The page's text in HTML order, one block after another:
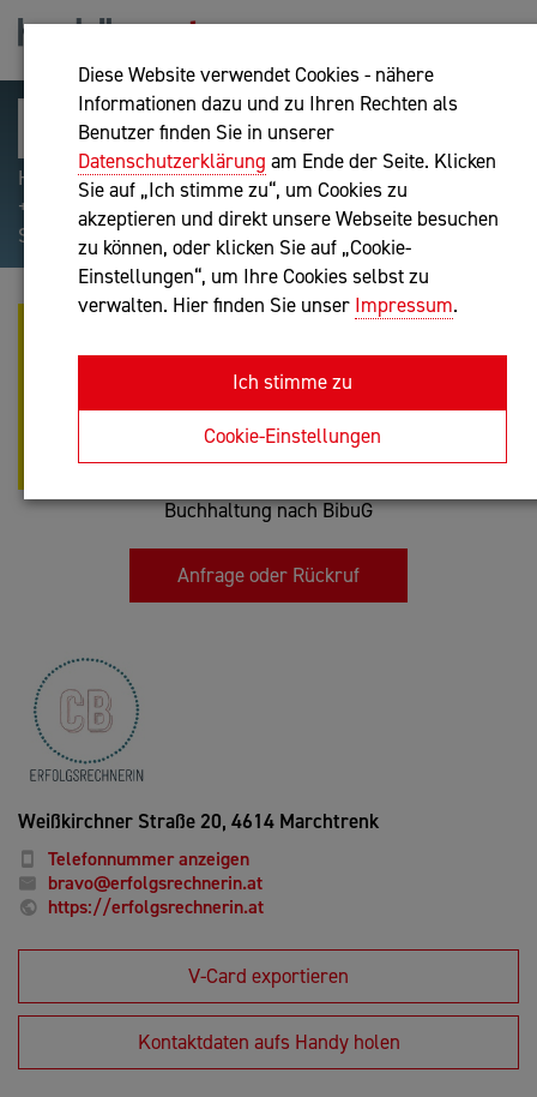
Diese Website verwendet Cookies - nähere
Informationen dazu und zu Ihren Rechten als
Benutzer finden Sie in unserer
Datenschutzerklärung am Ende der Seite. Klicken
Sie auf „Ich stimme zu“, um Cookies zu
akzeptieren und direkt unsere Webseite besuchen
zu können, oder klicken Sie auf „Cookie-
Einstellungen“, um Ihre Cookies selbst zu
verwalten. Hier finden Sie unser Impressum.
Ich stimme zu
Cookie-Einstellungen
Hilfreiche Suchparameter: Begriff einschließen:
+webshop, Begriff ausschließen: -webshop, Exakter
Suchbegriff: "internet of things"
MAG. CLAUDIA BRAVO -
BUCHHALTUNG-
KOSTENRECHNUNG-
LIQUIDITÄTSPLANUNG-
BUDGETIERUNG
Buchhaltung nach BibuG
Anfrage oder Rückruf
Weißkirchner Straße 20, 4614 Marchtrenk
Telefonnummer anzeigen
bravo@erfolgsrechnerin.at
https://erfolgsrechnerin.at
V-Card exportieren
Kontaktdaten aufs Handy holen